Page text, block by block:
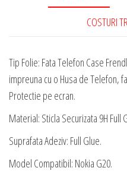
COSTURI
Tip Folie: Fata Telefon Case
impreuna cu o Husa de Telefon,
Protectie pe ecran.
Material: Sticla Securizata 9H Full
Suprafata Adeziv: Full Glue.
Model Compatibil: Nokia G20.